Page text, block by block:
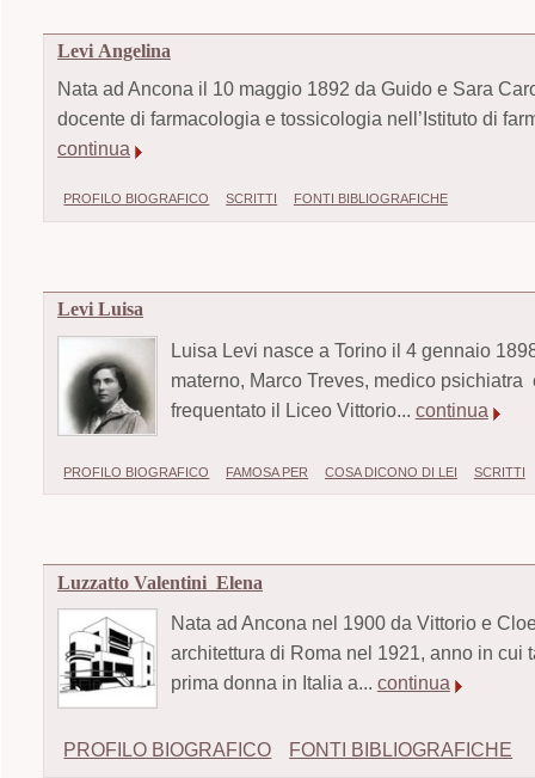
Levi Angelina
Nata ad Ancona il 10 maggio 1892 da Guido e Sara
docente di farmacologia e tossicologia nell’Istituto di
continua
PROFILO BIOGRAFICO SCRITTI FONTI BIBLIOGRAFICHE
Levi Luisa
Luisa Levi nasce a Torino il 4 gennaio
materno, Marco Treves, medico
frequentato il Liceo Vittorio... continua
PROFILO BIOGRAFICO FAMOSA PER COSA DICONO DI LEI SCRITTI
Luzzatto Valentini Elena
Nata ad Ancona nel 1900 da Vittorio e
architettura di Roma nel 1921, anno in
prima donna in Italia a... continua
PROFILO BIOGRAFICO FONTI BIBLIOGRAFICHE